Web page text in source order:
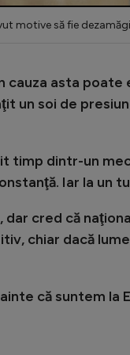
motive să fie
asta poate
un soi de
timp dintr-un
Iar la un
cred că
chiar dacă
că suntem la